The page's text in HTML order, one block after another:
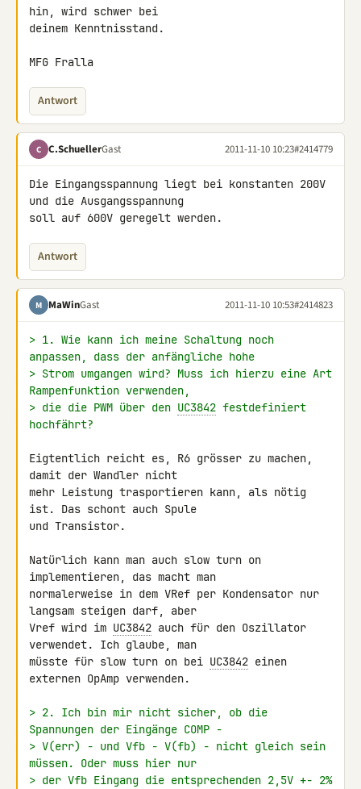
hin, wird schwer bei
deinem Kenntnisstand.
MFG Fralla
Antwort
C C.SchuellerGast 2011-11-10 10:23#2414779
Die Eingangsspannung liegt bei konstanten 200V
und die Ausgangsspannung
soll auf 600V geregelt werden.
Antwort
M MaWinGast 2011-11-10 10:53#2414823
> 1. Wie kann ich meine Schaltung noch
anpassen, dass der anfängliche hohe
> Strom umgangen wird? Muss ich hierzu eine Art
Rampenfunktion verwenden,
> die die PWM über den UC3842 festdefiniert
hochfährt?
Eigtentlich reicht es, R6 grösser zu machen,
damit der Wandler nicht
mehr Leistung trasportieren kann, als nötig
ist. Das schont auch Spule
und Transistor.
Natürlich kann man auch slow turn on
implementieren, das macht man
normalerweise in dem VRef per Kondensator nur
langsam steigen darf, aber
Vref wird im UC3842 auch für den Oszillator
verwendet. Ich glaube, man
müsste für slow turn on bei UC3842 einen
externen OpAmp verwenden.
> 2. Ich bin mir nicht sicher, ob die
Spannungen der Eingänge COMP -
> V(err) - und Vfb - V(fb) - nicht gleich sein
müssen. Oder muss hier nur
> der Vfb Eingang die entsprechenden 2,5V +- 2%